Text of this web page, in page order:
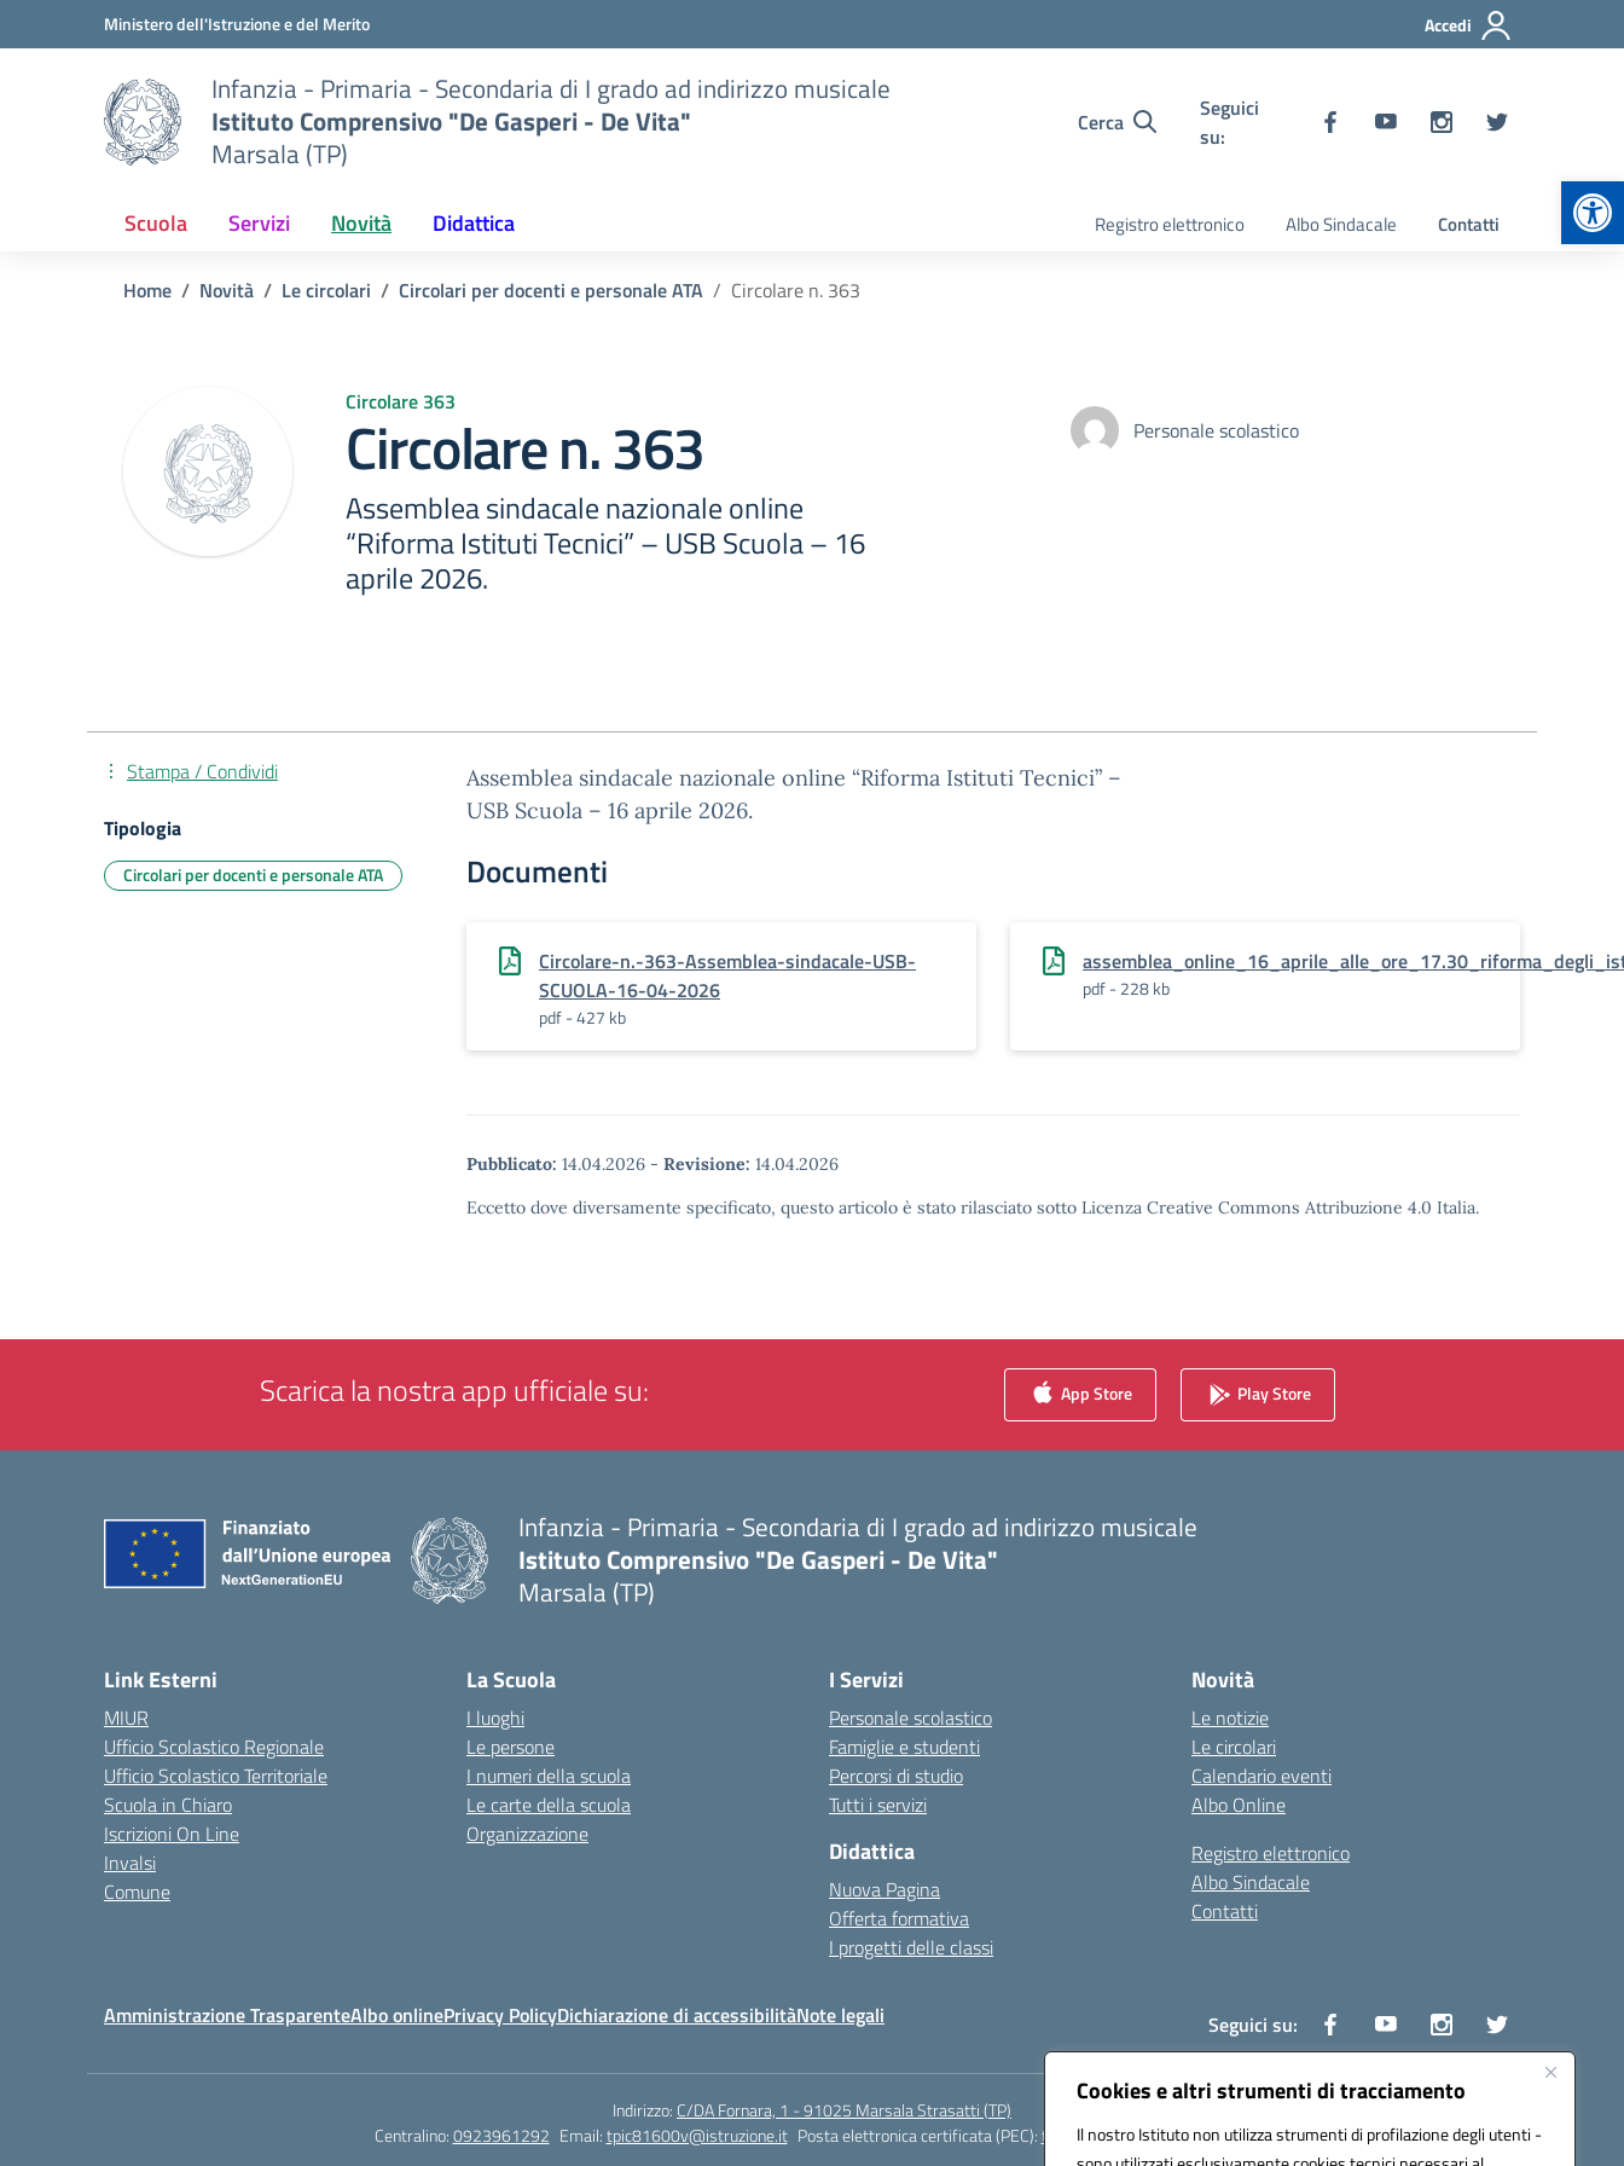
Cookies e altri strumenti di tracciamento
Il nostro Istituto non utilizza strumenti di profilazione degli utenti -
Vai ai contenuti
Vai al menu di navigazioneMinistero dell'Istruzione e del Merito Accedi
Infanzia - Primaria - Secondaria di I grado ad indirizzo musicale
Istituto Comprensivo "De Gasperi - De Vita"
Marsala (TP)
Cerca
Seguici
su:
Scuola Servizi Novità Didattica Registro elettronico Albo Sindacale Contatti
Home Novità Le circolari Circolari per docenti e personale ATA Circolare n. 363
Circolare 363
Circolare n. 363
Assemblea sindacale nazionale online
“Riforma Istituti Tecnici” – USB Scuola – 16
aprile 2026.
Personale scolastico
Assemblea sindacale nazionale online “Riforma Istituti Tecnici” –
USB Scuola – 16 aprile 2026.
Documenti
Circolare-n.-363-Assemblea-sindacale-USB-
SCUOLA-16-04-2026
pdf - 427 kb
pdf - 228 kb
Pubblicato: 14.04.2026 - Revisione: 14.04.2026
Eccetto dove diversamente specificato, questo articolo è stato rilasciato sotto Licenza Creative Commons Attribuzione 4.0 Italia.
Stampa / Condividi
Tipologia
Circolari per docenti e personale ATA
Scarica la nostra app ufficiale su: App Store Play Store
Infanzia - Primaria - Secondaria di I grado ad indirizzo musicale
Istituto Comprensivo "De Gasperi - De Vita"
Marsala (TP)
Link Esterni
MIUR
Ufficio Scolastico Regionale
Ufficio Scolastico Territoriale
Scuola in Chiaro
Iscrizioni On Line
Invalsi
Comune
La Scuola
I luoghi
Le persone
I numeri della scuola
Le carte della scuola
Organizzazione
I Servizi
Personale scolastico
Famiglie e studenti
Percorsi di studio
Tutti i servizi
Didattica
Nuova Pagina
Offerta formativa
I progetti delle classi
Novità
Le notizie
Le circolari
Calendario eventi
Albo Online
Registro elettronico
Albo Sindacale
Contatti
Amministrazione TrasparenteAlbo onlinePrivacy PolicyDichiarazione di accessibilitàNote legali Seguici su:
Indirizzo: C/DA Fornara, 1 - 91025 Marsala Strasatti (TP)
Centralino:0923961292 Email:tpic81600v@istruzione.it Posta elettronica certificata (PEC):tpic81600v@pec.istruzione.it